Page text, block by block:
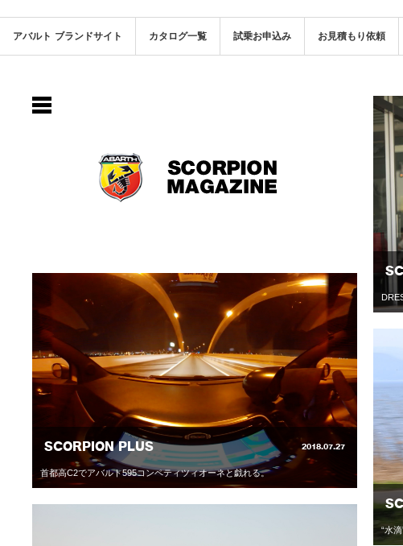
アバルト ブランドサイト カタログ一覧 試乗お申込み お見積もり依頼
ABARTH SCORPION MAGAZINE
SCORPION PLUS 2018.07.27
首都高C2でアバルト595コンペティツィオーネと戯れる。
“水